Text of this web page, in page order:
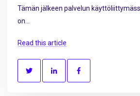
Tämän jälkeen palvelun
on...
Read this article